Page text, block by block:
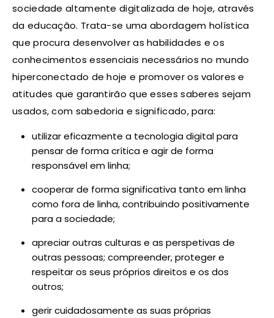
sociedade altamente digitalizada de hoje, através
da educação. Trata-se uma abordagem holística
que procura desenvolver as habilidades e os
conhecimentos essenciais necessários no mundo
hiperconectado de hoje e promover os valores e
atitudes que garantirão que esses saberes sejam
usados, com sabedoria e significado, para:
utilizar eficazmente a tecnologia digital para
pensar de forma crítica e agir de forma
responsável em linha;
cooperar de forma significativa tanto em linha
como fora de linha, contribuindo positivamente
para a sociedade;
apreciar outras culturas e as perspetivas de
outras pessoas; compreender, proteger e
respeitar os seus próprios direitos e os dos
outros;
gerir cuidadosamente as suas próprias